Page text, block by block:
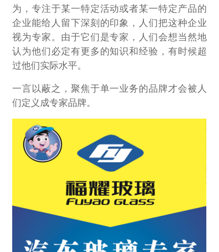
为，专注于某一特定活动或者某一特定产品的
企业能给人留下深刻的印象，人们把这种企业
视为专家。由于它们是专家，人们会想当然地
认为他们必定有更多的知识和经验，有时候超
过他们实际水平。
一言以蔽之，聚焦于单一业务的品牌才会被人
们定义成专家品牌。